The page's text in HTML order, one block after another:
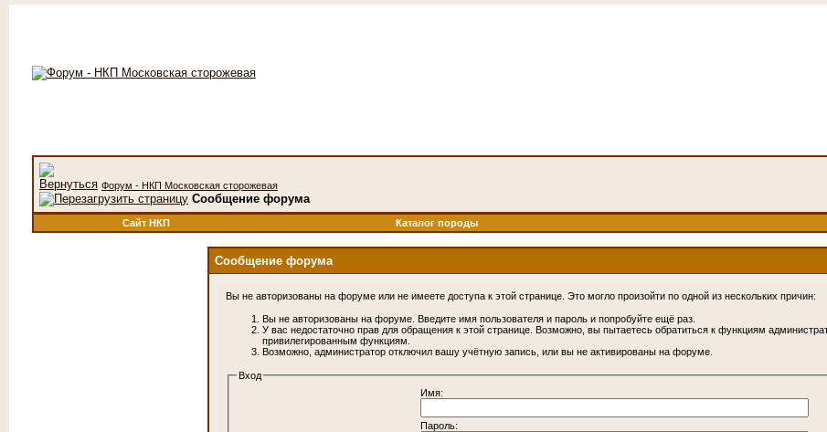
Форум - НКП Московская сторожевая
Сообщение форума
Сайт НКП Каталог породы
Сообщение форума
Вы не авторизованы на форуме или не имеете доступа к этой странице. Это могло произойти по одной из нескольких причин:
Вы не авторизованы на форуме. Введите имя пользователя и пароль и попробуйте ещё раз.
У вас недостаточно прав для обращения к этой странице. Возможно, вы пытаетесь обратиться к функциям
привилегированным функциям.
Возможно, администратор отключил вашу учётную запись, или вы не активированы на форуме.
Вход
Имя:
Пароль: